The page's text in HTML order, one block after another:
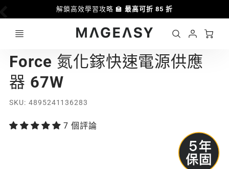
解鎖高效學習攻略 🏫 最高可折 85 折
Account
Login
MAGEASY
Force 氮化鎵快速電源供應
器 67W
SKU 4895241136283
7 個評論